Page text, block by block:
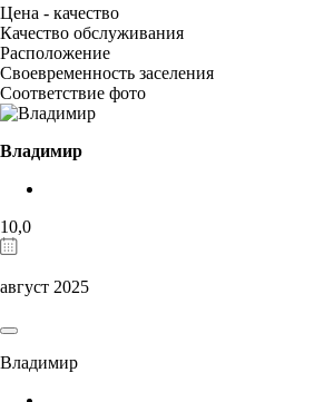
Цена - качество
Качество обслуживания
Расположение
Своевременность заселения
Соответствие фото
Владимир
10,0
август 2025
Владимир